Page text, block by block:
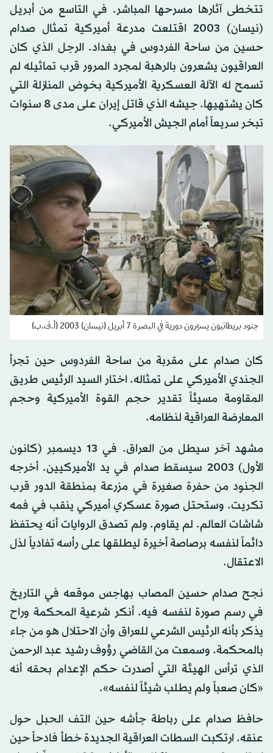
تتخطى آثارها مسرحها المباشر. في التاسع من أبريل
(نيسان) 2003 اقتلعت مدرعة أميركية تمثال صدام
حسين من ساحة الفردوس في بغداد. الرجل الذي كان
العراقيون يشعرون بالرهبة لمجرد المرور قرب تماثيله لم
تسمح له الآلة العسكرية الأميركية بخوض المنازلة التي
كان يشتهيها. جيشه الذي قاتل إيران على مدى 8 سنوات
تبخر سريعاً أمام الجيش الأميركي.
جنود بريطانيون يسيّرون دورية في البصرة 7 أبريل (نيسان) 2003 (أ.ف.ب)
كان صدام على مقربة من ساحة الفردوس حين تجرأ
الجندي الأميركي على تمثاله. اختار السيد الرئيس طريق
المقاومة مسيئاً تقدير حجم القوة الأميركية وحجم
المعارضة العراقية لنظامه.
مشهد آخر سيطل من العراق. في 13 ديسمبر (كانون
الأول) 2003 سيسقط صدام في يد الأميركيين. أخرجه
الجنود من حفرة صغيرة في مزرعة بمنطقة الدور قرب
تكريت. وستحتل صورة عسكري أميركي ينقب في فمه
شاشات العالم. لم يقاوم. ولم تصدق الروايات أنه يحتفظ
دائماً لنفسه برصاصة أخيرة ليطلقها على رأسه تفادياً لذل
الاعتقال.
نجح صدام حسين المصاب بهاجس موقعه في التاريخ
في رسم صورة لنفسه فيه. أنكر شرعية المحكمة وراح
يذكر بأنه الرئيس الشرعي للعراق وأن الاحتلال هو من جاء
بالمحكمة. وسمعت من القاضي رؤوف رشيد عبد الرحمن
الذي ترأس الهيئة التي أصدرت حكم الإعدام بحقه أنه
«كان صعباً ولم يطلب شيئاً لنفسه».
حافظ صدام على رباطة جأشه حين التف الحبل حول
عنقه. ارتكبت السطات العراقية الجديدة خطأ فادحاً حين